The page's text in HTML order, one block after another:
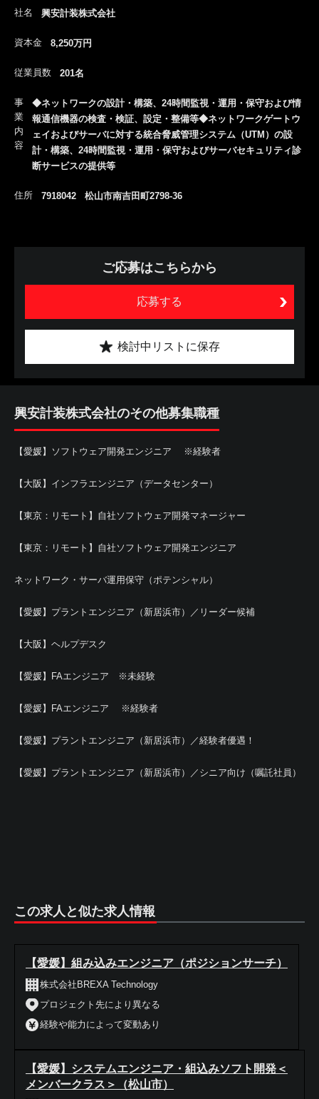
社名 興安計装株式会社
資本金 8,250万円
従業員数 201名
事
業
内
容
◆ネットワークの設計・構築、24時間監視・運用・保守および情
報通信機器の検査・検証、設定・整備等◆ネットワークゲートウ
ェイおよびサーバに対する統合脅威管理システム（UTM）の設
計・構築、24時間監視・運用・保守およびサーバセキュリティ診
断サービスの提供等
住所 7918042 松山市南吉田町2798-36
ご応募はこちらから
応募する
検討中リストに保存
興安計装株式会社のその他募集職種
【愛媛】ソフトウェア開発エンジニア ※経験者
【大阪】インフラエンジニア（データセンター）
【東京：リモート】自社ソフトウェア開発マネージャー
【東京：リモート】自社ソフトウェア開発エンジニア
ネットワーク・サーバ運用保守（ポテンシャル）
【愛媛】プラントエンジニア（新居浜市）／リーダー候補
【大阪】ヘルプデスク
【愛媛】FAエンジニア ※未経験
【愛媛】FAエンジニア ※経験者
【愛媛】プラントエンジニア（新居浜市）／経験者優遇！
【愛媛】プラントエンジニア（新居浜市）／シニア向け（嘱託社員）
この求人と似た求人情報
【愛媛】組み込みエンジニア（ポジションサーチ）
株式会社BREXA Technology
プロジェクト先により異なる
経験や能力によって変動あり
【愛媛】システムエンジニア・組込みソフト開発＜
メンバークラス＞（松山市）